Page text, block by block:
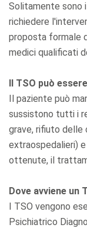
Solitamente sono
richiedere
proposta formale
medici qualificati
Il TSO può
Il paziente può
sussistono tutti i
grave, rifiuto delle
extraospedalieri)
ottenute, il
Dove avviene un
I TSO vengono
Psichiatrico